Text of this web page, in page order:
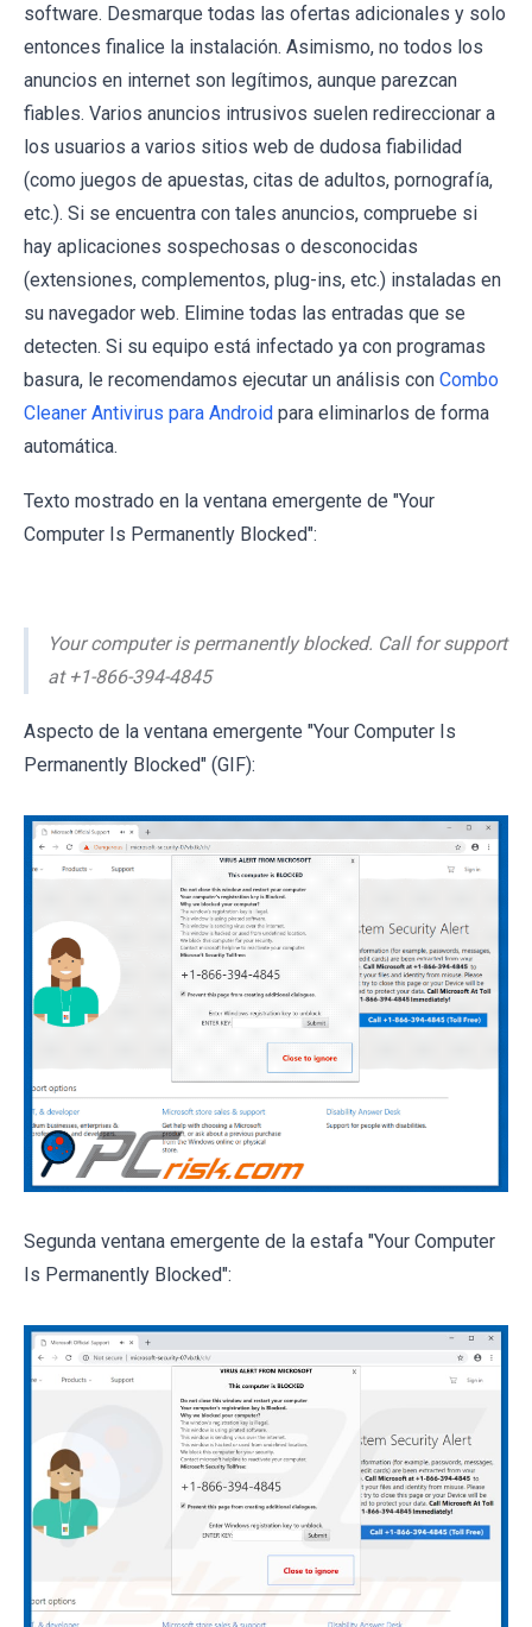
software. Desmarque todas las ofertas adicionales y solo
entonces finalice la instalación. Asimismo, no todos los
anuncios en internet son legítimos, aunque parezcan
fiables. Varios anuncios intrusivos suelen redireccionar a
los usuarios a varios sitios web de dudosa fiabilidad
(como juegos de apuestas, citas de adultos, pornografía,
etc.). Si se encuentra con tales anuncios, compruebe si
hay aplicaciones sospechosas o desconocidas
(extensiones, complementos, plug-ins, etc.) instaladas en
su navegador web. Elimine todas las entradas que se
detecten. Si su equipo está infectado ya con programas
basura, le recomendamos ejecutar un análisis con Combo
Cleaner Antivirus para Android para eliminarlos de forma
automática.
Texto mostrado en la ventana emergente de "Your
Computer Is Permanently Blocked":
Your computer is permanently blocked. Call for support
at +1-866-394-4845
Aspecto de la ventana emergente "Your Computer Is
Permanently Blocked" (GIF):
Segunda ventana emergente de la estafa "Your Computer
Is Permanently Blocked":